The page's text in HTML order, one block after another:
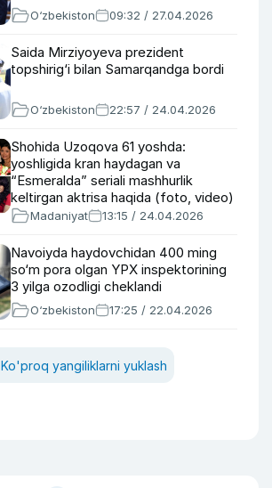
O‘zbekiston 09:32 / 27.04.2026
Saida Mirziyoyeva prezident
topshirig‘i bilan Samarqandga bordi
O‘zbekiston 22:57 / 24.04.2026
Shohida Uzoqova 61 yoshda:
yoshligida kran haydagan va
“Esmeralda” seriali mashhurlik
keltirgan aktrisa haqida (foto, video)
Madaniyat 13:15 / 24.04.2026
Navoiyda haydovchidan 400 ming
so‘m pora olgan YPX inspektorining
3 yilga ozodligi cheklandi
O‘zbekiston 17:25 / 22.04.2026
Ko'proq yangiliklarni yuklash